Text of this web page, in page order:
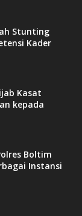
Stunting
Kader
Kasat
kepada
Boltim
Instansi